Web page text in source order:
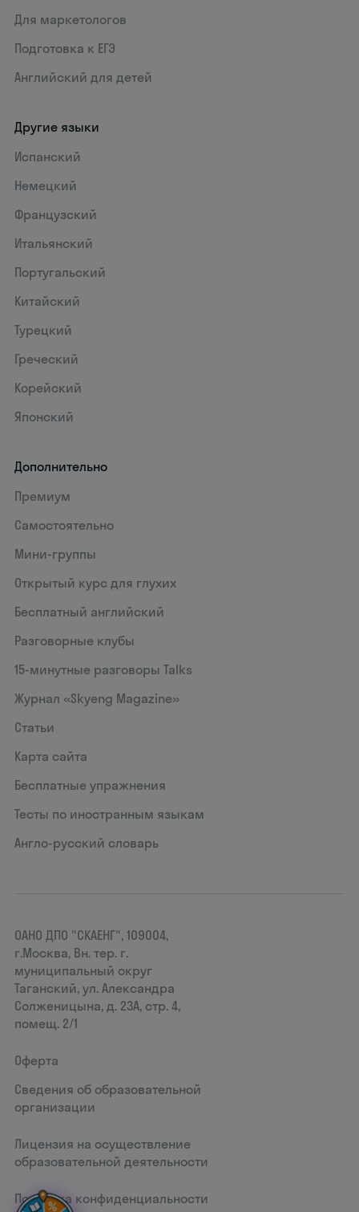
Для маркетологов
Подготовка к ЕГЭ
Английский для детей
Другие языки
Испанский
Немецкий
Французский
Итальянский
Португальский
Китайский
Турецкий
Греческий
Корейский
Японский
Дополнительно
Премиум
Самостоятельно
Мини-группы
Открытый курс для глухих
Бесплатный английский
Разговорные клубы
15‑минутные разговоры Talks
Журнал «Skyeng Magazine»
Статьи
Карта сайта
Бесплатные упражнения
Тесты по иностранным языкам
Англо-русский словарь
ОАНО ДПО "СКАЕНГ", 109004,
г.Москва, Вн. тер. г.
муниципальный округ
Таганский, ул. Александра
Солженицына, д. 23А, стр. 4,
помещ. 2/1
Оферта
Сведения об образовательной
организации
Лицензия на осуществление
образовательной деятельности
Политика конфиденциальности